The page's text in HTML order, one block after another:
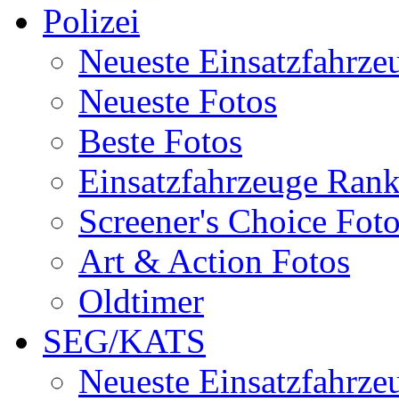
Polizei
Neueste
Neueste Fotos
Beste Fotos
Einsatzfahrzeuge
Screener's Choice
Art & Action Fotos
Oldtimer
SEG/KATS
Neueste